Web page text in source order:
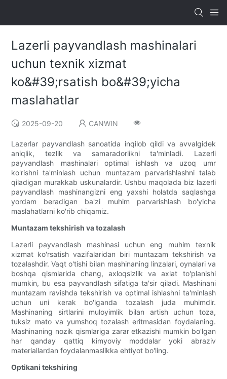
Lazerli payvandlash mashinalari
uchun texnik xizmat
ko&#39;rsatish bo&#39;yicha
maslahatlar
2025-09-20 CANWIN
Lazerlar payvandlash sanoatida inqilob qildi va avvalgidek
aniqlik, tezlik va samaradorlikni ta'minladi. Lazerli
payvandlash mashinalari optimal ishlash va uzoq umr
ko'rishni ta'minlash uchun muntazam parvarishlashni talab
qiladigan murakkab uskunalardir. Ushbu maqolada biz lazerli
payvandlash mashinangizni eng yaxshi holatda saqlashga
yordam beradigan ba'zi muhim parvarishlash bo'yicha
maslahatlarni ko'rib chiqamiz.
Muntazam tekshirish va tozalash
Lazerli payvandlash mashinasi uchun eng muhim texnik
xizmat ko'rsatish vazifalaridan biri muntazam tekshirish va
tozalashdir. Vaqt o'tishi bilan mashinaning linzalari, oynalari va
boshqa qismlarida chang, axloqsizlik va axlat to'planishi
mumkin, bu esa payvandlash sifatiga ta'sir qiladi. Mashinani
muntazam ravishda tekshirish va optimal ishlashni ta'minlash
uchun uni kerak bo'lganda tozalash juda muhimdir.
Mashinaning sirtlarini muloyimlik bilan artish uchun toza,
tuksiz mato va yumshoq tozalash eritmasidan foydalaning.
Mashinaning nozik qismlariga zarar etkazishi mumkin bo'lgan
har qanday qattiq kimyoviy moddalar yoki abraziv
materiallardan foydalanmaslikka ehtiyot bo'ling.
Optikani tekshiring